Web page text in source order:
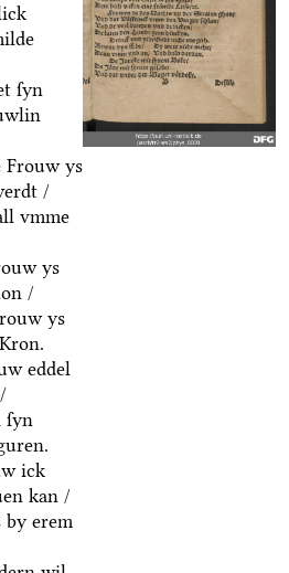
ſyn
Frouw ys
/
vmme
ys
/
ys
eddel
ſyn
ick
kan /
erem